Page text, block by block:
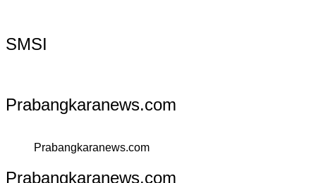
SMSI
Prabangkaranews.com
Prabangkaranews.com
Prabangkaranews.com